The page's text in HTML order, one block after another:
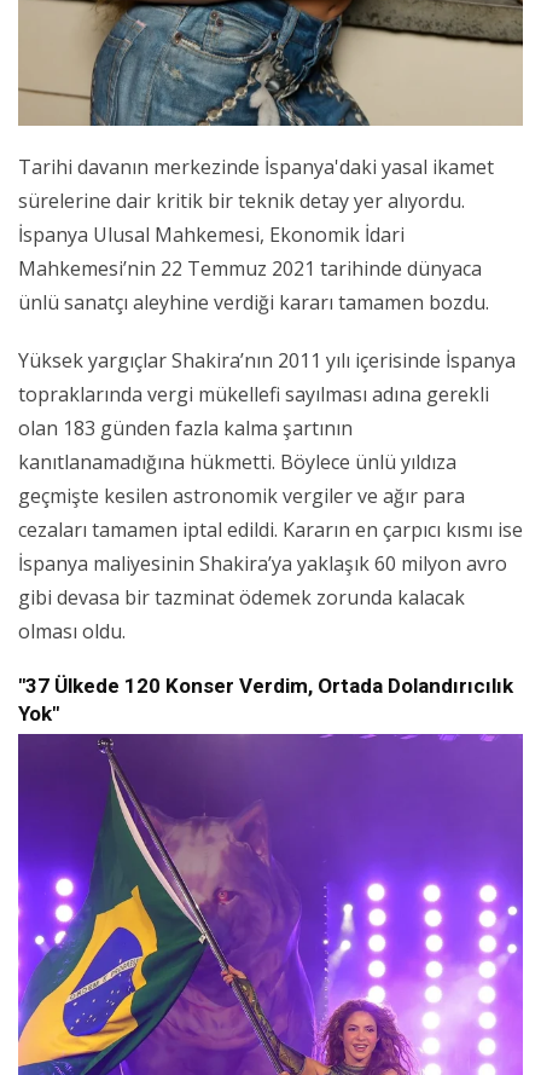
Tarihi davanın merkezinde İspanya'daki yasal ikamet
sürelerine dair kritik bir teknik detay yer alıyordu.
İspanya Ulusal Mahkemesi, Ekonomik İdari
Mahkemesi’nin 22 Temmuz 2021 tarihinde dünyaca
ünlü sanatçı aleyhine verdiği kararı tamamen bozdu.
Yüksek yargıçlar Shakira’nın 2011 yılı içerisinde İspanya
topraklarında vergi mükellefi sayılması adına gerekli
olan 183 günden fazla kalma şartının
kanıtlanamadığına hükmetti. Böylece ünlü yıldıza
geçmişte kesilen astronomik vergiler ve ağır para
cezaları tamamen iptal edildi. Kararın en çarpıcı kısmı ise
İspanya maliyesinin Shakira’ya yaklaşık 60 milyon avro
gibi devasa bir tazminat ödemek zorunda kalacak
olması oldu.
"37 Ülkede 120 Konser Verdim, Ortada Dolandırıcılık
Yok"